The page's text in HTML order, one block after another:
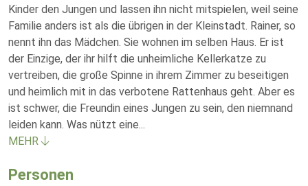
Kinder den Jungen und lassen ihn nicht mitspielen, weil seine
Familie anders ist als die übrigen in der Kleinstadt. Rainer, so
nennt ihn das Mädchen. Sie wohnen im selben Haus. Er ist
der Einzige, der ihr hilft die unheimliche Kellerkatze zu
vertreiben, die große Spinne in ihrem Zimmer zu beseitigen
und heimlich mit in das verbotene Rattenhaus geht. Aber es
ist schwer, die Freundin eines Jungen zu sein, den niemnand
leiden kann. Was nützt eine...
MEHR
Personen